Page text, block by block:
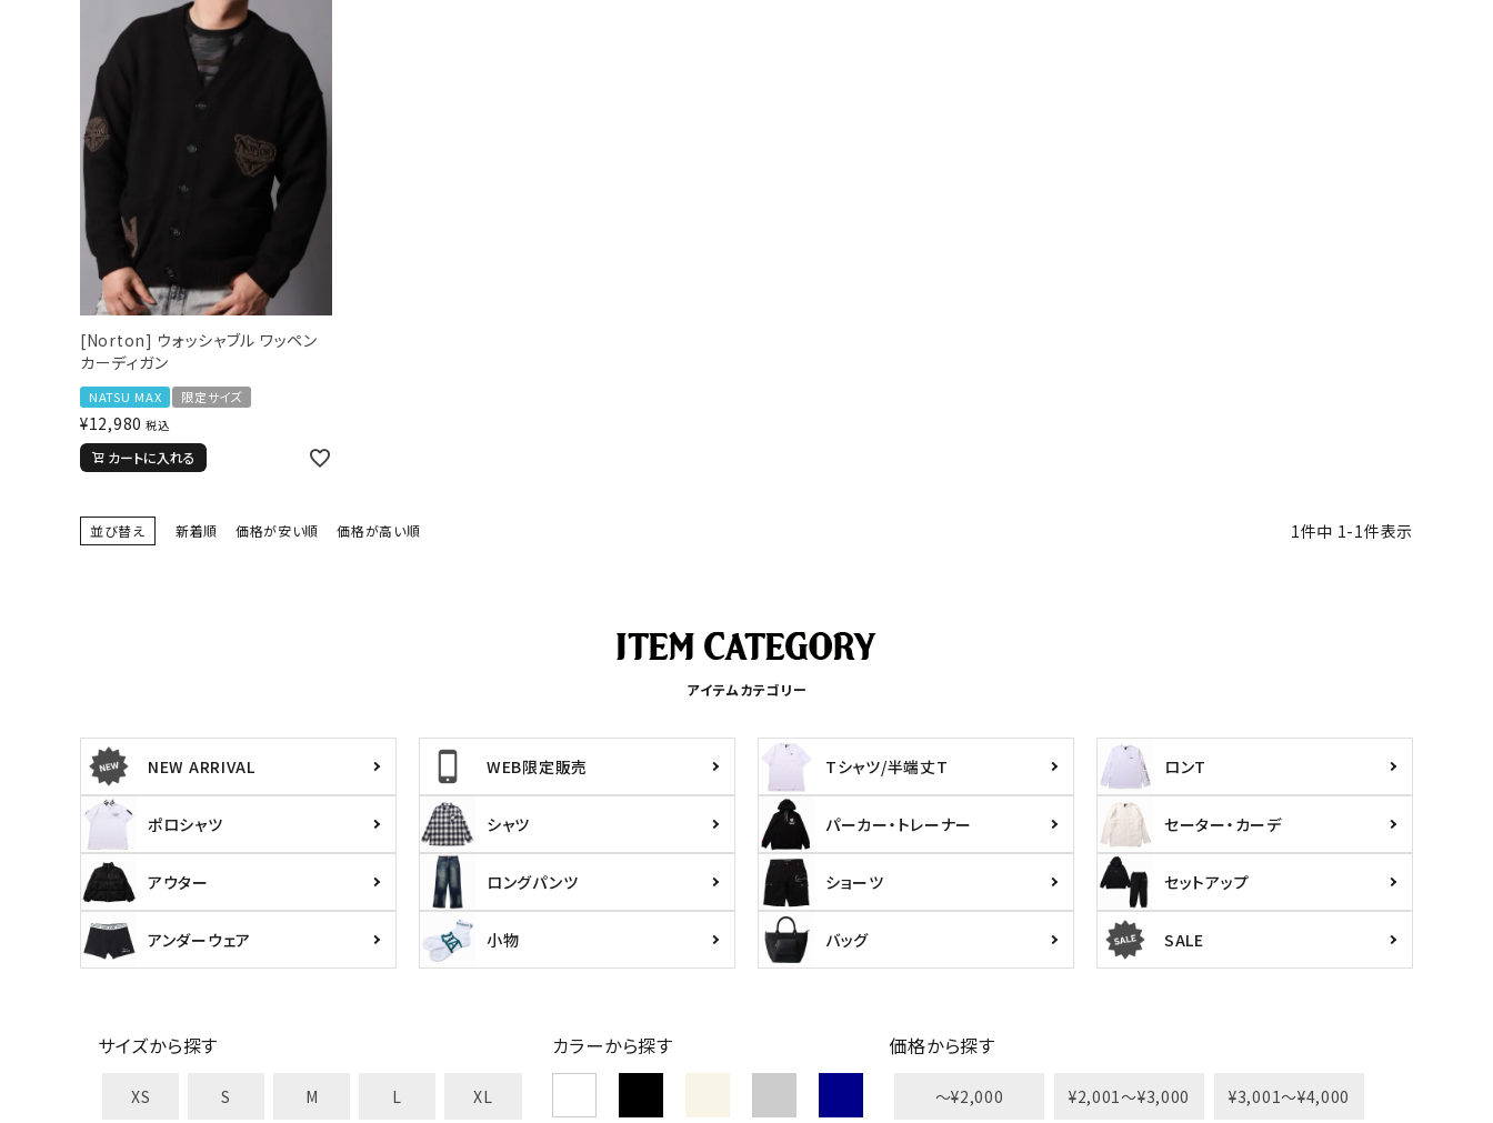
スタイリング
お問い合わせ
キーワードから探す
search
価格から探す
円 ～ 円
並び順
サイズ
[Norton] ウォッシャブル ワッペン
カーディガン
NATSU MAX 限定サイズ
¥12,980 税込
カートに入れる
並び替え 新着順 価格が安い順 価格が高い順 1件中 1-1件表示
アイテムカテゴリー
NEW ARRIVAL WEB限定販売 Tシャツ/半端丈T ロンT
ポロシャツ シャツ パーカー・トレーナー セーター・カーデ
アウター ロングパンツ ショーツ セットアップ
アンダーウェア 小物 バッグ SALE
サイズから探す
XS S M L XL
カラーから探す 価格から探す
〜¥2,000 ¥2,001〜¥3,000 ¥3,001〜¥4,000